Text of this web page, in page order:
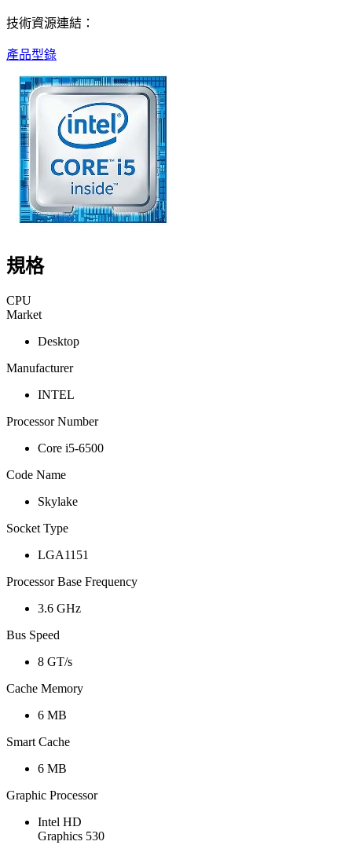
技術資源連結：
產品型錄
規格
CPU
Market
Desktop
Manufacturer
INTEL
Processor Number
Core i5-6500
Code Name
Skylake
Socket Type
LGA1151
Processor Base Frequency
3.6 GHz
Bus Speed
8 GT/s
Cache Memory
6 MB
Smart Cache
6 MB
Graphic Processor
Intel HD
Graphics 530